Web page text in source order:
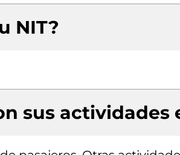
NIT?
sus actividades